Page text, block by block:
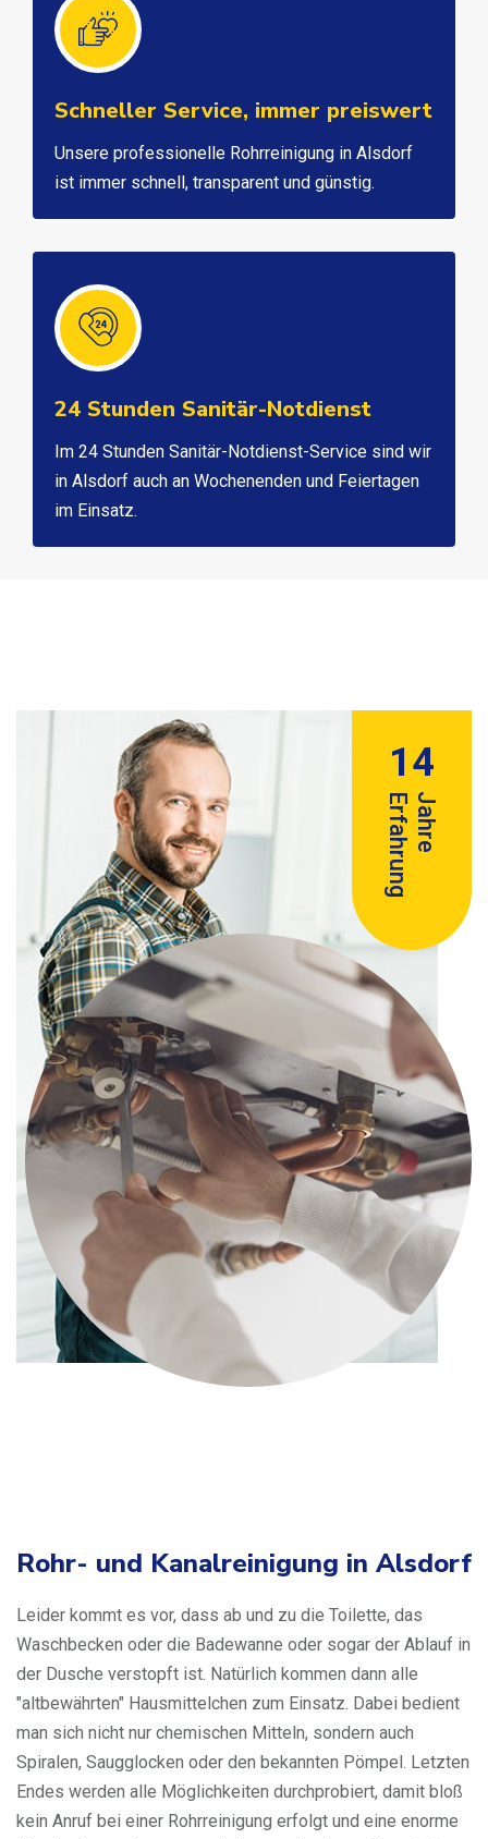
Schneller Service, immer preiswert
Unsere professionelle Rohrreinigung in Alsdorf
ist immer schnell, transparent und günstig.
24 Stunden Sanitär-Notdienst
Im 24 Stunden Sanitär-Notdienst-Service sind wir
in Alsdorf auch an Wochenenden und Feiertagen
im Einsatz.
14
Jahre
Erfahrung
Rohr- und Kanalreinigung in Alsdorf
Leider kommt es vor, dass ab und zu die Toilette, das
Waschbecken oder die Badewanne oder sogar der Ablauf in
der Dusche verstopft ist. Natürlich kommen dann alle
"altbewährten" Hausmittelchen zum Einsatz. Dabei bedient
man sich nicht nur chemischen Mitteln, sondern auch
Spiralen, Saugglocken oder den bekannten Pömpel. Letzten
Endes werden alle Möglichkeiten durchprobiert, damit bloß
kein Anruf bei einer Rohrreinigung erfolgt und eine enorme